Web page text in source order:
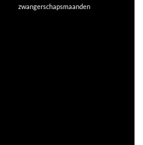
zwangerschapsmaanden